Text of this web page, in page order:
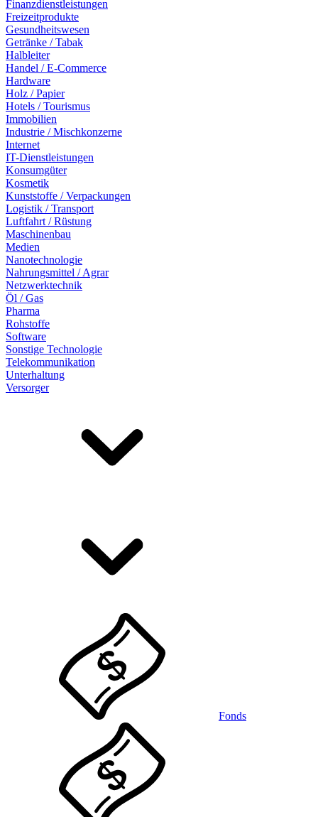
Finanzdienstleistungen
Freizeitprodukte
Gesundheitswesen
Getränke / Tabak
Halbleiter
Handel / E-Commerce
Hardware
Holz / Papier
Hotels / Tourismus
Immobilien
Industrie / Mischkonzerne
Internet
IT-Dienstleistungen
Konsumgüter
Kosmetik
Kunststoffe / Verpackungen
Logistik / Transport
Luftfahrt / Rüstung
Maschinenbau
Medien
Nanotechnologie
Nahrungsmittel / Agrar
Netzwerktechnik
Öl / Gas
Pharma
Rohstoffe
Software
Sonstige Technologie
Telekommunikation
Unterhaltung
Versorger
Fonds